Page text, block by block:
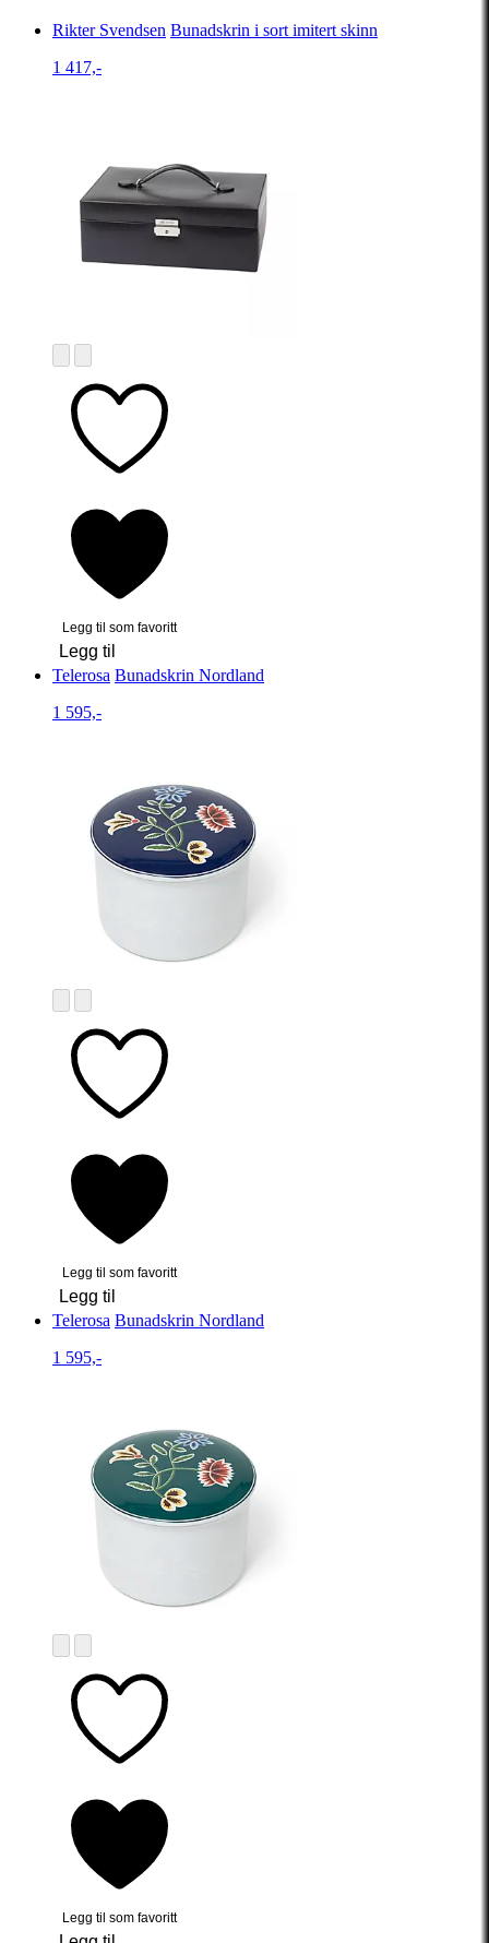
Rikter Svendsen Bunadskrin i sort imitert skinn
1 417,-
Legg til som favoritt
Legg til
Telerosa Bunadskrin Nordland
1 595,-
Legg til som favoritt
Legg til
Telerosa Bunadskrin Nordland
1 595,-
Legg til som favoritt